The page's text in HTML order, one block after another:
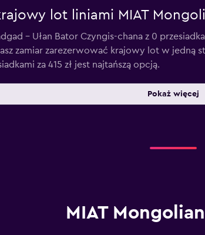
lot liniami MIAT
- Ułan Bator Czyngis-chana z 0
zamiar zarezerwować krajowy lot w jedną
za 415 zł jest najtańszą opcją.
Pokaż więcej
MIAT